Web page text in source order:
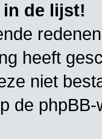
in de lijst!
heeft
niet
de